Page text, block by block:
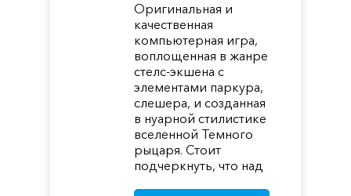
Оригинальная и
качественная
компьютерная игра,
воплощенная в жанре
стелс-экшена с
элементами паркура,
слешера, и созданная
в нуарной стилистике
вселенной Темного
рыцаря. Стоит
подчеркнуть, что над